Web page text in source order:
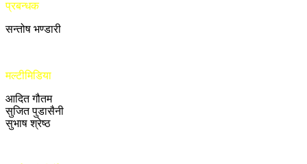
प्रबन्धक
सन्तोष भण्डारी
मल्टीमिडिया
आदित गौतम
सुजित पुडासैनी
सुभाष श्रेष्ठ